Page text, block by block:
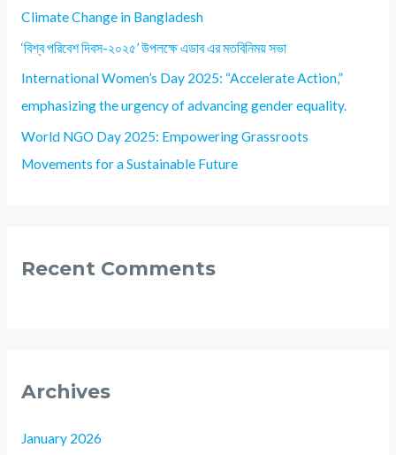
Climate Change in Bangladesh
‘বিশ্ব পরিবেশ দিবস-২০২৫’ উপলক্ষে এডাব এর মতবিনিময় সভা
International Women’s Day 2025: “Accelerate Action,”
emphasizing the urgency of advancing gender equality.
World NGO Day 2025: Empowering Grassroots
Movements for a Sustainable Future
Recent Comments
Archives
January 2026